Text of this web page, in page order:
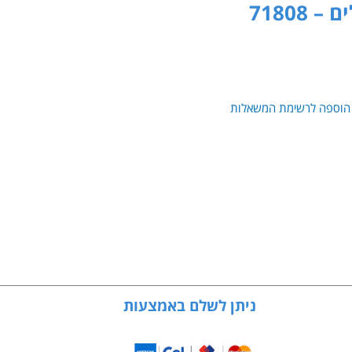
הוספה לרשימת המשאלות
ניתן לשלם באמצעות